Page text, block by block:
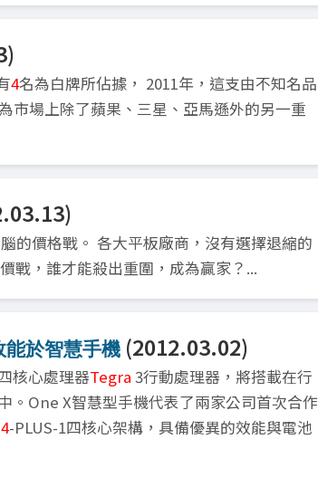
4名為白牌所佔據， 2011年，這支由不知名品
市場上除了蘋果、三星、亞馬遜外的另一重
的價格戰。 各大平板廠商，沒有選擇退縮的
戰，誰才能殺出重圍，成為贏家？...
於智慧手機(2012.03.02)
核心處理器Tegra 3行動處理器，將搭載在行
。One X智慧型手機代表了兩家公司首次合作
4-PLUS-1四核心架構，具備優異的效能與電池